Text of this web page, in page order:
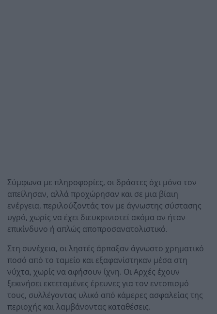
Σύμφωνα με πληροφορίες, οι δράστες όχι μόνο τον
απείλησαν, αλλά προχώρησαν και σε μια βίαιη
ενέργεια, περιλούζοντάς τον με άγνωστης σύστασης
υγρό, χωρίς να έχει διευκρινιστεί ακόμα αν ήταν
επικίνδυνο ή απλώς αποπροσανατολιστικό.
Στη συνέχεια, οι ληστές άρπαξαν άγνωστο χρηματικό
ποσό από το ταμείο και εξαφανίστηκαν μέσα στη
νύχτα, χωρίς να αφήσουν ίχνη. Οι Αρχές έχουν
ξεκινήσει εκτεταμένες έρευνες για τον εντοπισμό
τους, συλλέγοντας υλικό από κάμερες ασφαλείας της
περιοχής και λαμβάνοντας καταθέσεις.